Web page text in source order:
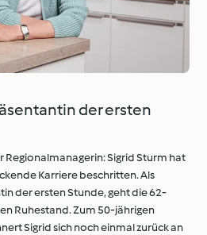
der ersten
Regionalmanagerin: Sigrid Sturm hat
Karriere beschritten. Als
der ersten Stunde, geht die 62-
Ruhestand. Zum 50-jährigen
Sigrid sich noch einmal zurück an